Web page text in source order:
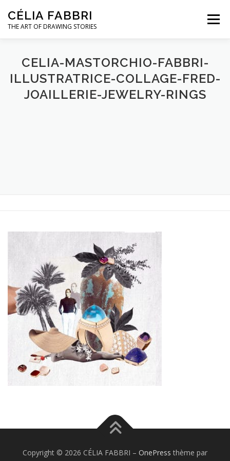
contenu
CÉLIA FABBRI
THE ART OF DRAWING STORIES
Menu
PROJETS POUR LA JOAILLERIE
MODÈLE MAINS OEUVRES D’ART
CELIA-MASTORCHIO-FABBRI-
ILLUSTRATRICE-COLLAGE-FRED-
JOAILLERIE-JEWELRY-RINGS
Copyright © 2026 CÉLIA FABBRI – OnePress thème par